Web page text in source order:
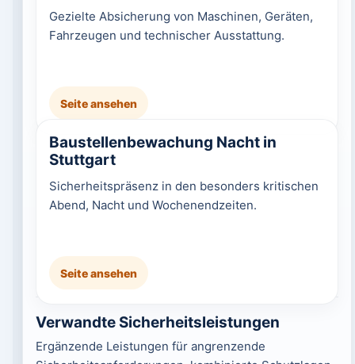
Gezielte Absicherung von Maschinen, Geräten,
Fahrzeugen und technischer Ausstattung.
Seite ansehen
Baustellenbewachung Nacht in
Stuttgart
Sicherheitspräsenz in den besonders kritischen
Abend, Nacht und Wochenendzeiten.
Seite ansehen
Verwandte Sicherheitsleistungen
Ergänzende Leistungen für angrenzende